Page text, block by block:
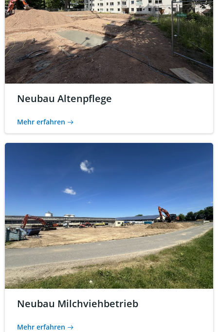
Neubau Altenpflege
Mehr erfahren
Neubau Milchviehbetrieb
Mehr erfahren